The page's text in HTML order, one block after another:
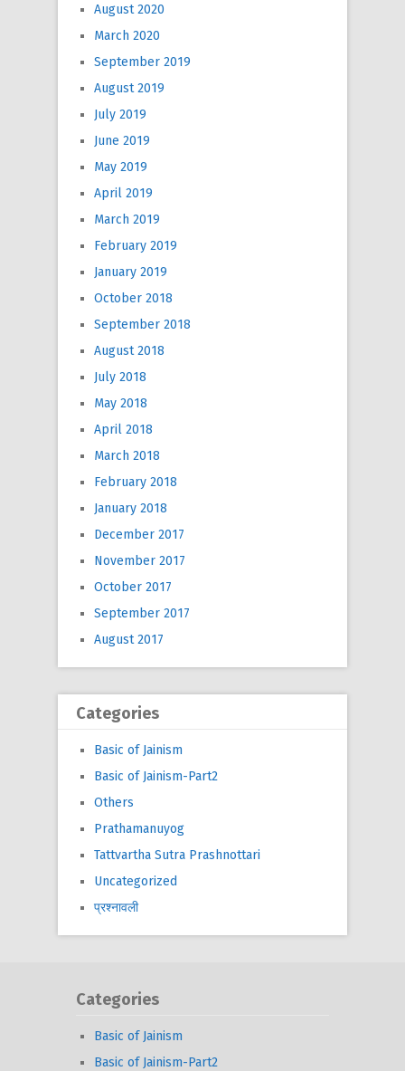
August 2020
March 2020
September 2019
August 2019
July 2019
June 2019
May 2019
April 2019
March 2019
February 2019
January 2019
October 2018
September 2018
August 2018
July 2018
May 2018
April 2018
March 2018
February 2018
January 2018
December 2017
November 2017
October 2017
September 2017
August 2017
Categories
Basic of Jainism
Basic of Jainism-Part2
Others
Prathamanuyog
Tattvartha Sutra Prashnottari
Uncategorized
प्रश्नावली
Categories
Basic of Jainism
Basic of Jainism-Part2